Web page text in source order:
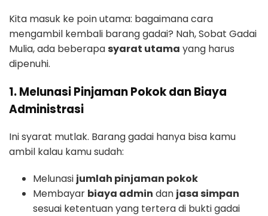
Kita masuk ke poin utama: bagaimana cara
mengambil kembali barang gadai? Nah, Sobat Gadai
Mulia, ada beberapasyarat utama yang harus
dipenuhi.
1. Melunasi Pinjaman Pokok dan Biaya
Administrasi
Ini syarat mutlak. Barang gadai hanya bisa kamu
ambil kalau kamu sudah:
Melunasi jumlah pinjaman pokok
Membayar biaya admin dan jasa simpan
sesuai ketentuan yang tertera di bukti gadai